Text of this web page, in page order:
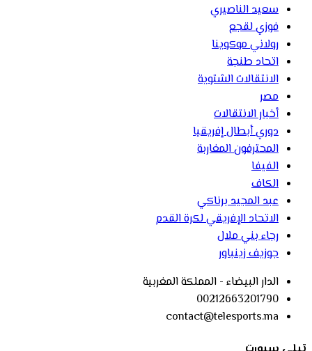
سعيد الناصيري
فوزي لقجع
رولاني موكوينا
اتحاد طنجة
الانتقالات الشتوية
مصر
أخبار الانتقالات
دوري أبطال إفريقيا
المحترفون المغاربة
الفيفا
الكاف
عبد المجيد برناكي
الاتحاد الإفريقي لكرة القدم
رجاء بني ملال
جوزيف زينباور
الدار البيضاء - المملكة المغربية
00212663201790
contact@telesports.ma